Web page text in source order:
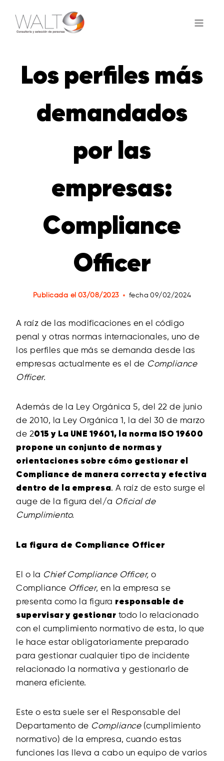
contenido
Los perfiles más
demandados
por las
empresas:
Compliance
Officer
Publicada el 03/08/2023 fecha 09/02/2024
A raíz de las modificaciones en el código
penal y otras normas internacionales, uno de
los perfiles que más se demanda desde las
empresas actualmente es el de Compliance
Officer.
Además de la Ley Orgánica 5, del 22 de junio
de 2010, la Ley Orgánica 1, la del 30 de marzo
de 2015 y La UNE 19601, la norma ISO 19600
propone un conjunto de normas y
orientaciones sobre cómo gestionar el
Compliance de manera correcta y efectiva
dentro de la empresa. A raíz de esto surge el
auge de la figura del/a Oficial de
Cumplimiento.
La figura de Compliance Officer
El o la Chief Compliance Officer, o
Compliance Officer, en la empresa se
presenta como la figura responsable de
supervisar y gestionar todo lo relacionado
con el cumplimiento normativo de esta, lo que
le hace estar obligatoriamente preparado
para gestionar cualquier tipo de incidente
relacionado la normativa y gestionarlo de
manera eficiente.
Este o esta suele ser el Responsable del
Departamento de Compliance (cumplimiento
normativo) de la empresa, cuando estas
funciones las lleva a cabo un equipo de varios